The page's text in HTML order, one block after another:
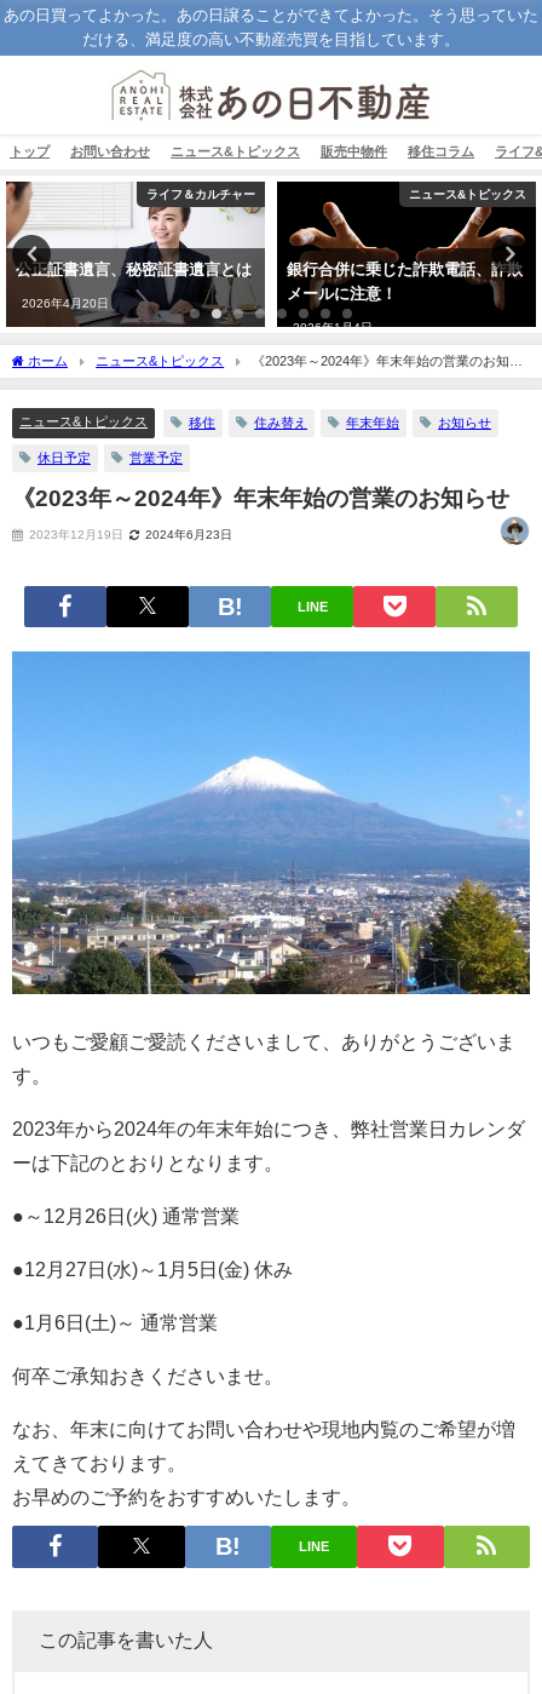
あの日買ってよかった。あの日譲ることができてよかった。そう思っていた
だける、満足度の高い不動産売買を目指しています。
トップ お問い合わせ ニュース&トピックス 販売中物件 移住コラム ライフ
ライフ＆カルチャー
公正証書遺言、秘密証書遺言とは
2026年4月20日
ニュース&トピックス
銀行合併に乗じた詐欺電話、詐欺
メールに注意！
2026年1月4日
ホーム ニュース&トピックス
《2023年～2024年》年末年始の営業のお知ら
せ
ニュース&トピックス 移住 住み替え 年末年始 お知らせ
休日予定 営業予定
《2023年～2024年》年末年始の営業のお知らせ
2023年12月19日 2024年6月23日
LINE
いつもご愛顧ご愛読くださいまして、ありがとうございま
す。
2023年から2024年の年末年始につき、弊社営業日カレンダ
ーは下記のとおりとなります。
●～12月26日(火) 通常営業
●12月27日(水)～1月5日(金) 休み
●1月6日(土)～ 通常営業
何卒ご承知おきくださいませ。
なお、年末に向けてお問い合わせや現地内覧のご希望が増
えてきております。
お早めのご予約をおすすめいたします。
LINE
この記事を書いた人